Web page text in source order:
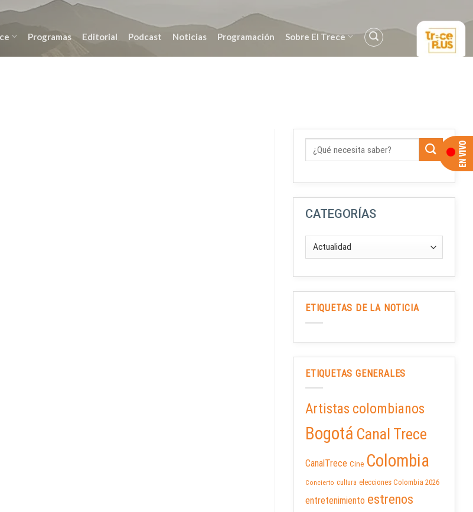
Programas Editorial Podcast Noticias Programación Sobre El Trece
CATEGORÍAS
ETIQUETAS DE LA NOTICIA
ETIQUETAS GENERALES
Artistas colombianos
Bogotá Canal Trece
CanalTrece Cine Colombia
Concierto cultura elecciones Colombia 2026
entretenimiento estrenos